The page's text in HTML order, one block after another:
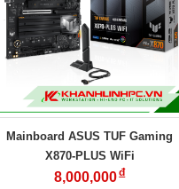
Mainboard ASUS TUF Gaming
X870-PLUS WiFi
8,000,000đ